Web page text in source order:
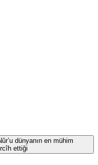
dünyanın en mühim
ettiği